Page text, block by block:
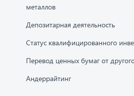
металлов
Депозитарная деятельность
Статус квалифицированного
Перевод ценных бумаг от
Андеррайтинг